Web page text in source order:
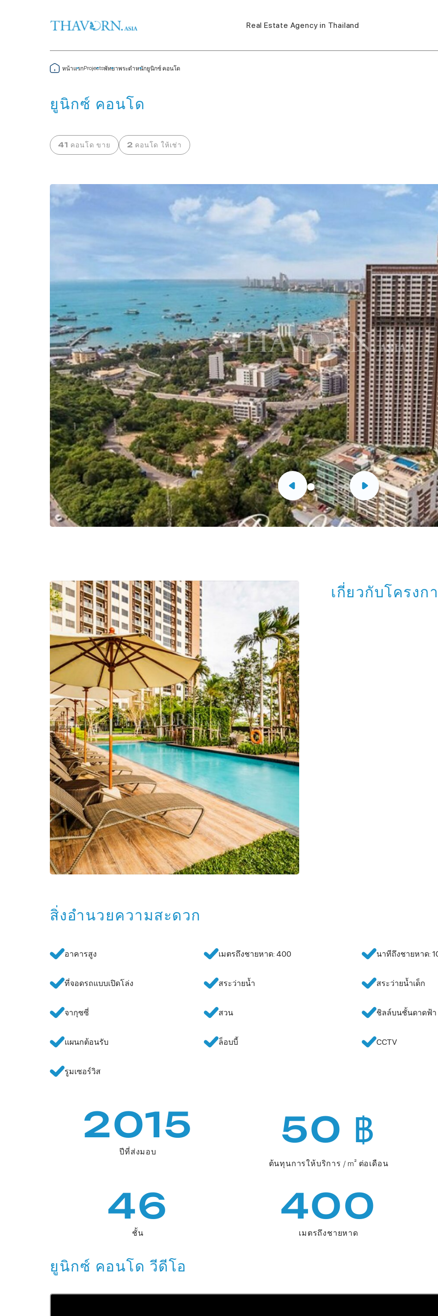
Real Estate Agency in Thailand
หน้าแรกProjectsพัทยาพระตำหนักยูนิกซ์ คอนโด
ยูนิกซ์ คอนโด
41 คอนโด ขาย 2 คอนโด ให้เช่า
เกี่ยวกับโครงก
สิ่งอำนวยความสะดวก
อาคารสูง เมตรถึงชายหาด: 400 นาทีถึงชายหาด:
ที่จอดรถแบบเปิดโล่ง สระว่ายน้ำ สระว่ายน้ำเด็ก
จากุซซี่ สวน ชิลล์บนชั้นดาดฟ้า
แผนกต้อนรับ ล็อบบี้ CCTV
รูมเซอร์วิส
2015
ปีที่ส่งมอบ
50 ฿
ต้นทุนการให้บริการ / m² ต่อเดือน
46
ชั้น
400
เมตรถึงชายหาด
ยูนิกซ์ คอนโด วีดีโอ